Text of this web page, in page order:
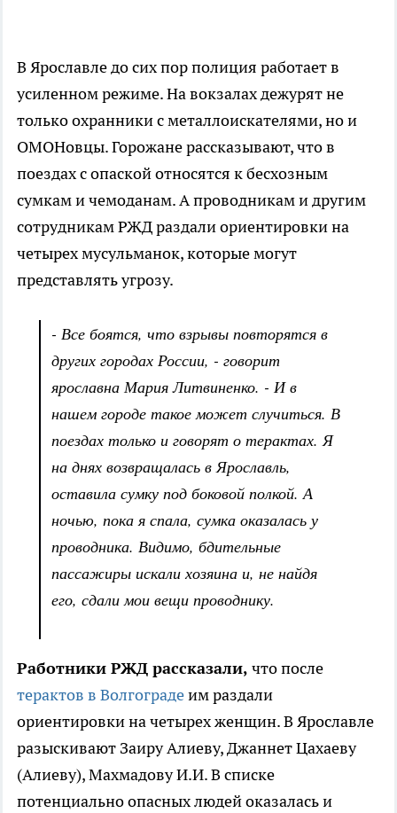
В Ярославле до сих пор полиция работает в
усиленном режиме. На вокзалах дежурят не
только охранники с металлоискателями, но и
ОМОНовцы. Горожане рассказывают, что в
поездах с опаской относятся к бесхозным
сумкам и чемоданам. А проводникам и другим
сотрудникам РЖД раздали ориентировки на
четырех мусульманок, которые могут
представлять угрозу.
- Все боятся, что взрывы повторятся в
других городах России, - говорит
ярославна Мария Литвиненко. - И в
нашем городе такое может случиться. В
поездах только и говорят о терактах. Я
на днях возвращалась в Ярославль,
оставила сумку под боковой полкой. А
ночью, пока я спала, сумка оказалась у
проводника. Видимо, бдительные
пассажиры искали хозяина и, не найдя
его, сдали мои вещи проводнику.
Работники РЖД рассказали, что после
терактов в Волгоградеим раздали
ориентировки на четырех женщин. В Ярославле
разыскивают Заиру Алиеву, Джаннет Цахаеву
(Алиеву), Махмадову И.И. В списке
потенциально опасных людей оказалась и